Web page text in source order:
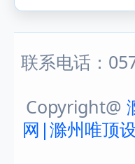
联系电话：
Copyright@
网|滁州唯顶